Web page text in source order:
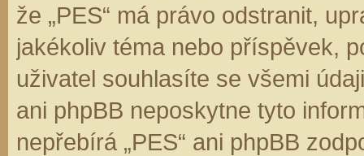
že „PES“ má právo odstranit,
jakékoliv téma nebo příspěvek,
uživatel souhlasíte se všemi
ani phpBB neposkytne tyto
nepřebírá „PES“ ani phpBB